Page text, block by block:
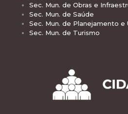
Sec. Mun. de Obras e
Sec. Mun. de Saúde
Sec. Mun. de Planejamento e
Sec. Mun. de Turismo